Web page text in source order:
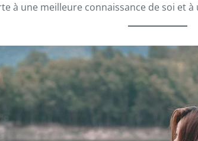
à une meilleure connaissance de soi et